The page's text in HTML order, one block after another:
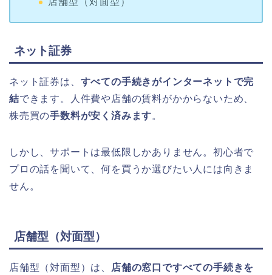
ネット証券
ネット証券は、 すべての手続きがインターネットで完
結できます。人件費や店舗の賃料がかからないため、
株売買の手数料が安く済みます。
しかし、サポートは最低限しかありません。初心者で
プロの話を聞いて、何を買うか選びたい人には向きま
せん。
店舗型（対面型）
店舗型（対面型）は、
店舗の窓口ですべての手続きを